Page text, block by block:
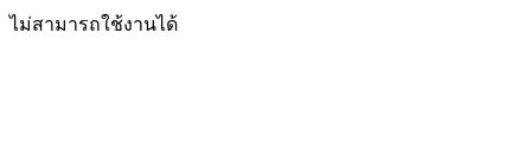
ไม่สามารถใช้งานได้